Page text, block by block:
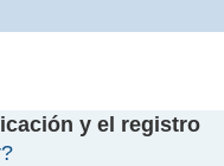
y el registro